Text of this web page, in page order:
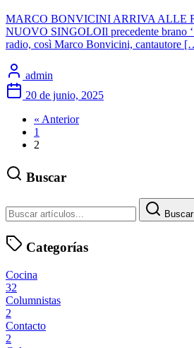
MARCO BONVICINI ARRIVA ALLE
NUOVO SINGOLOIl precedente brano
radio, così Marco Bonvicini, cantautore
admin
20 de junio, 2025
« Anterior
1
2
Buscar
Buscar
Categorías
Cocina
32
Columnistas
2
Contacto
2